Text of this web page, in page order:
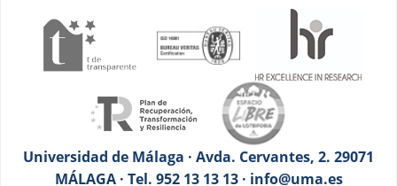
Universidad de Málaga · Avda. Cervantes, 2. 29071
MÁLAGA · Tel. 952 13 13 13 · info@uma.es